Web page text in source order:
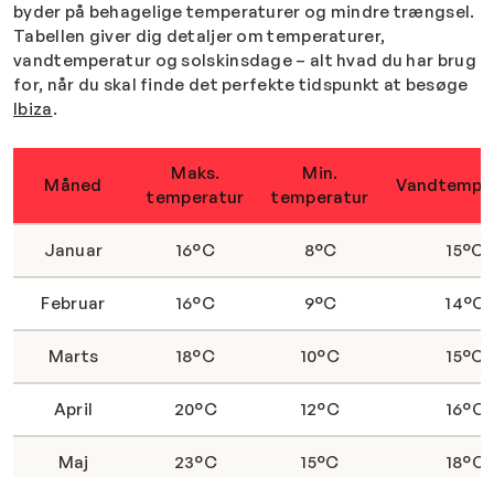
byder på behagelige temperaturer og mindre trængsel.
Tabellen giver dig detaljer om temperaturer,
vandtemperatur og solskinsdage – alt hvad du har brug
for, når du skal finde det perfekte tidspunkt at besøge
Ibiza.
Måned
Maks.
temperatur
Min.
temperatur
Januar 16°C 8°C 15°C
Februar 16°C 9°C 14°C
Marts 18°C 10°C 15°C
April 20°C 12°C 16°C
Maj 23°C 15°C 18°C